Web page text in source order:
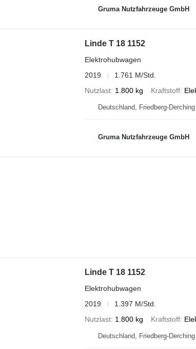
Gruma Nutzfahrzeuge GmbH
Linde T 18 1152
Elektrohubwagen
2019
1.761 M/Std.
Nutzlast 1.800 kg Kraftstoff
Deutschland, Friedberg-Derching
Gruma Nutzfahrzeuge GmbH
Linde T 18 1152
Elektrohubwagen
2019
1.397 M/Std.
Nutzlast 1.800 kg Kraftstoff
Deutschland, Friedberg-Derching